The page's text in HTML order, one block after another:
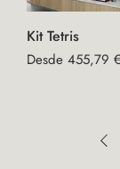
Kit Tetris
Desde 455,79 €
Precio de oferta